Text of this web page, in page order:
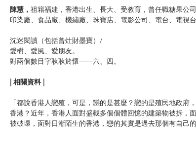
陳慧， 祖籍福建，香港出生、長大、受教育，曾任職糖果公司
印染廠、食品廠、機繡廠、珠寶店、電影公司、電台、電視
沈迷閱讀（包括曾灶財墨寶）/
愛樹、愛風、愛朋友。
對兩個數目字耿耿於懷——六、四。
| 相關資料 |
「都說香港人戀殖，可是，戀的是甚麼？戀的是殖民地政府
香港？近年，香港人面對盛載多個個體回憶的建築物被拆，
被破壞，面對日漸陌生的香港，戀的其實是過去那個有自己